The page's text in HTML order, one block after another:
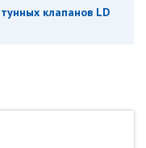
клапанов LD